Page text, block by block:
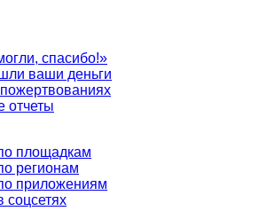
спасибо!»
ваши деньги
отчеты
площадкам
регионам
приложениям